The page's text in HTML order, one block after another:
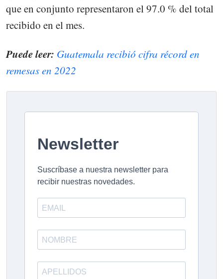
que en conjunto representaron el 97.0 % del total
recibido en el mes.
Puede leer: Guatemala recibió cifra récord en
remesas en 2022